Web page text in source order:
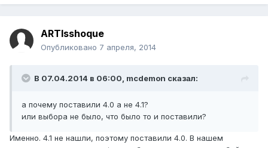
ARTIsshoque
Опубликовано 7 апреля, 2014
В 07.04.2014 в 06:00, mcdemon сказал:
а почему поставили 4.0 а не 4.1?
или выбора не было, что было то и поставили?
Именно. 4.1 не нашли, поэтому поставили 4.0. В нашем